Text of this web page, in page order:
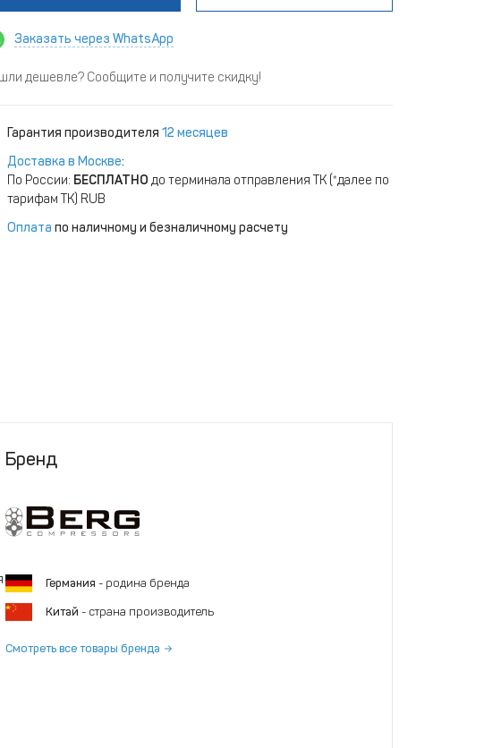
Заказать через WhatsApp
дешевле? Сообщите и получите скидку!
Гарантия производителя 12 месяцев
Доставка в Москве:
По России: БЕСПЛАТНО до терминала отправления ТК (*далее по
тарифам ТК) RUB
Оплата по наличному и безналичному расчету
Бренд
Германия - родина бренда
Китай - страна производитель
Смотреть все товары бренда